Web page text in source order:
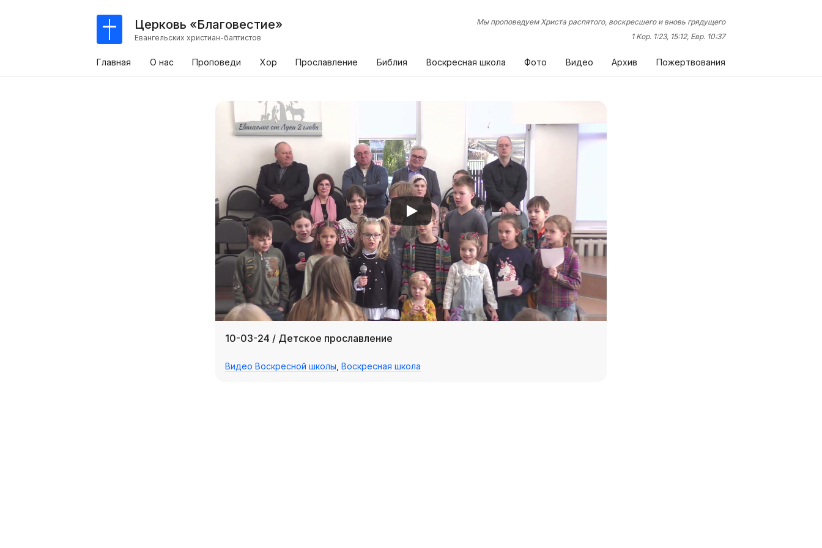
Церковь «Благовестие»
Евангельских христиан-баптистов
Мы проповедуем Христа распятого, воскресшего и вновь грядущего
1 Кор. 1:23, 15:12, Евр. 10:37
Главная О нас Проповеди Хор Прославление Библия Воскресная школа Фото Видео Архив Пожертвования
10-03-24 / Детское прославление
Видео Воскресной школы Воскресная школа